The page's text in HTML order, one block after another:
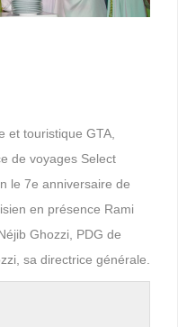
et touristique GTA,
de voyages Select
le 7e anniversaire de
en présence Rami
Ghozzi, PDG de
sa directrice générale.